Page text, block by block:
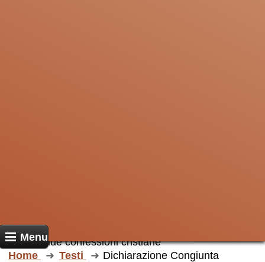
Menu
Home
Testi Dichiarazione Congiunta
stato uno dei massimi problemi di dissidio
tra le due confessioni cristiane